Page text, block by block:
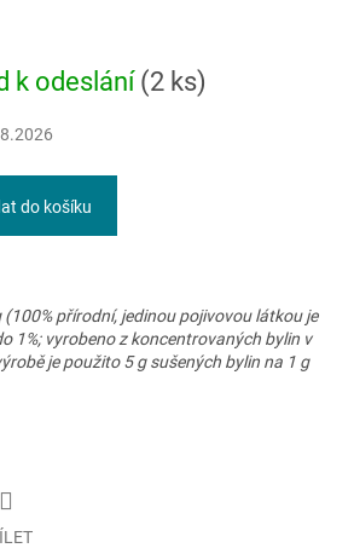
k odeslání (2 ks)
do košíku
přírodní, jedinou pojivovou látkou je
1%; vyrobeno z koncentrovaných bylin v
je použito 5 g sušených bylin na 1 g